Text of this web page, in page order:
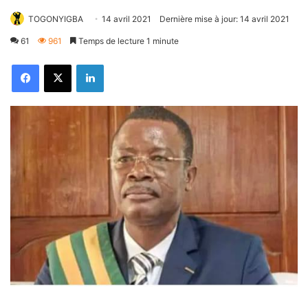
TOGONYIGBA 14 avril 2021 Dernière mise à jour: 14 avril 2021
61 961 Temps de lecture 1 minute
FacebookX Linkedin